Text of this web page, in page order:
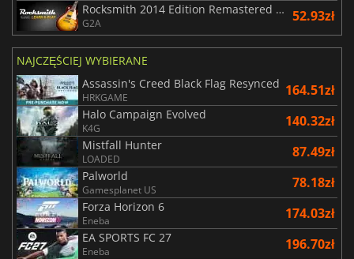
Rocksmith 2014 Edition Remastered Learn & Play
G2A 52.93zł
NAJCZĘŚCIEJ WYBIERANE
Assassin's Creed Black Flag Resynced
HRKGAME 164.51zł
Halo Campaign Evolved
K4G 140.32zł
Mistfall Hunter
LOADED 87.49zł
Palworld
Gamesplanet US 78.18zł
Forza Horizon 6
Eneba 174.03zł
EA SPORTS FC 27
Eneba 196.70zł